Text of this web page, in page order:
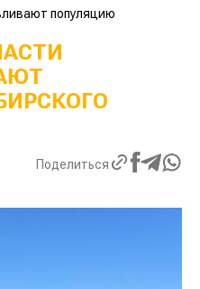
популяцию
Поделиться